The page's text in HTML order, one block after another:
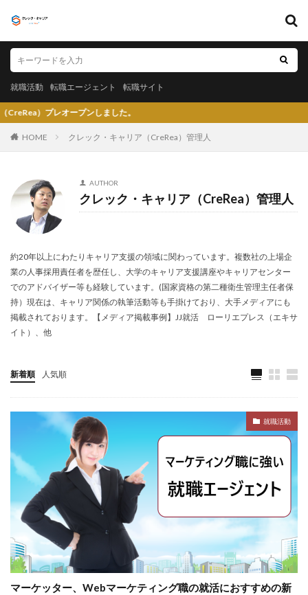
就職活動 転職エージェント 転職サイト
しました。
HOME クレック・キャリア（CreRea）管理人
AUTHOR
クレック・キャリア（CreRea）管理人
約20年以上にわたりキャリア支援の領域に関わっています。複数社の上場企
業の人事採用責任者を歴任し、大学のキャリア支援講座やキャリアセンター
でのアドバイザー等も経験しています。(国家資格の第二種衛生管理主任者保
持）現在は、キャリア関係の執筆活動等も手掛けており、大手メディアにも
掲載されております。【メディア掲載事例】JJ就活 ローリエプレス（エキサ
イト）、他
新着順 人気順
就職活動
マーケッター、Webマーケティング職の就活におすすめの新
就職活動 転職エージェント 転職サイト
カテゴリー
〇〇力 宮城県仙台市
就活エージェントneo
就活エージェント
就活会議
安定 安全
学生就業支援センター
学歴フィルター
女性 大阪府
大手子会社
大手人気企業
大手 就活サイト
就活塾
大卒新卒
履歴書 性格一覧
志望動機
就職カレッジ
大企業
優良企業 内定の割合
内定がもらえない
内定がない
内定がすぐ出る企業
公務員試験
全落ち 優良企業ランキング
優良
内定出るのが早い
倍率が低い
例文集
使いわけ
何社受ける？10社少ない
何個
何がしたいかわからない
体育会系
内定をもらいやすい
内定欲しい
外資就活ドットコム
口コミ 夏採用
場所